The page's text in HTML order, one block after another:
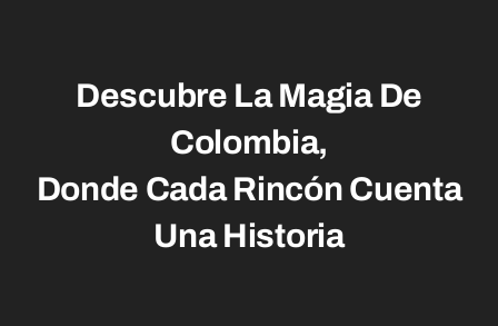
Descubre La Magia De
Colombia,
Donde Cada Rincón Cuenta
Una Historia